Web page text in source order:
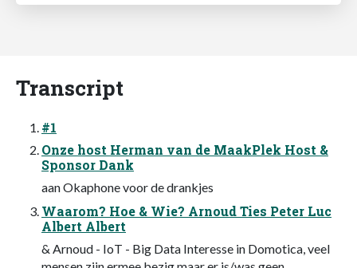
Transcript
#1
Onze host Herman van de MaakPlek Host &
Sponsor Dank
aan Okaphone voor de drankjes
Waarom? Hoe & Wie? Arnoud Ties Peter Luc
Albert Albert
& Arnoud - IoT - Big Data Interesse in Domotica, veel